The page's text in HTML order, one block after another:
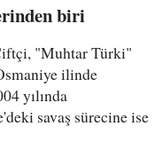
biri
"Muhtar Türki"
ilinde
yılında
savaş sürecine ise